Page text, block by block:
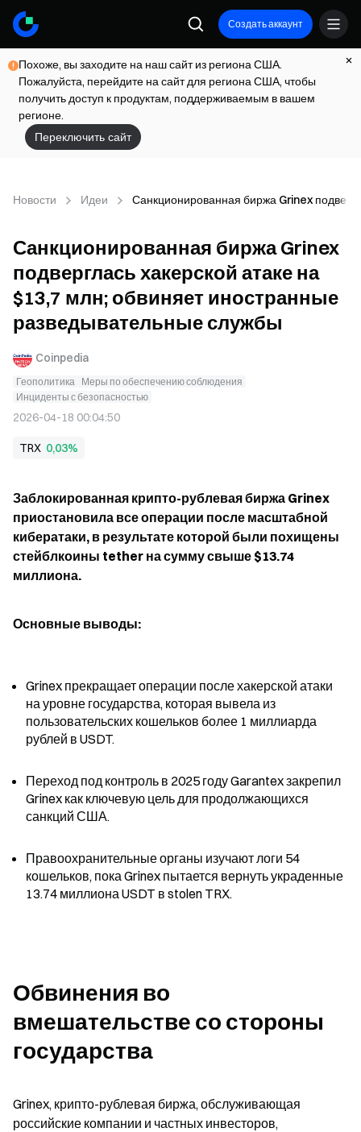
Создать аккаунт
Похоже, вы заходите на наш сайт из региона США.
Пожалуйста, перейдите на сайт для региона США, чтобы
получить доступ к продуктам, поддерживаемым в вашем
регионе.
Переключить сайт
Новости Идеи Санкционированная биржа Grinex
Санкционированная биржа Grinex
подверглась хакерской атаке на
$13,7 млн; обвиняет иностранные
разведывательные службы
Coinpedia
Геополитика Меры по обеспечению соблюдения
Инциденты с безопасностью
2026-04-18 00:04:50
TRX 0,03%
Заблокированная крипто-рублевая биржа Grinex
приостановила все операции после масштабной
кибератаки, в результате которой были похищены
стейблкоины tether на сумму свыше $13.74
миллиона.
Основные выводы:
Grinex прекращает операции после хакерской атаки
на уровне государства, которая вывела из
пользовательских кошельков более 1 миллиарда
рублей в USDT.
Переход под контроль в 2025 году Garantex закрепил
Grinex как ключевую цель для продолжающихся
санкций США.
Правоохранительные органы изучают логи 54
кошельков, пока Grinex пытается вернуть украденные
13.74 миллиона USDT в stolen TRX.
Обвинения во
вмешательстве со стороны
государства
Grinex, крипто-рублевая биржа, обслуживающая
российские компании и частных инвесторов,